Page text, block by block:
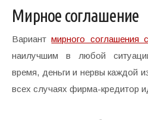
Мирное соглашение
Вариантмирного соглашения
наилучшим в любой
время, деньги и нервы каждой
всех случаях фирма-кредитор